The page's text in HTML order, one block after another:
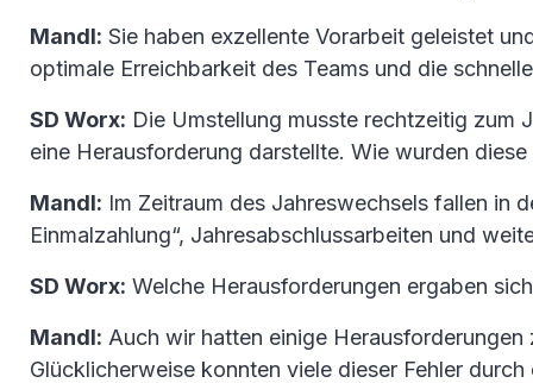
Mandl: Sie haben exzellente Vorarbeit geleistet
optimale Erreichbarkeit des Teams und die
SD Worx: Die Umstellung musste rechtzeitig zum
eine Herausforderung darstellte. Wie wurden
Mandl: Im Zeitraum des Jahreswechsels fallen in
Einmalzahlung“, Jahresabschlussarbeiten und
SD Worx: Welche Herausforderungen ergaben
Mandl: Auch wir hatten einige
Glücklicherweise konnten viele dieser Fehler